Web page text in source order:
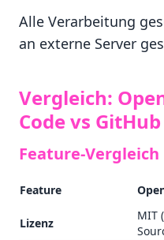
Alle Verarbeitung
an externe Server
Vergleich:
Code vs
Feature-Vergleich
Feature
Lizenz
MIT